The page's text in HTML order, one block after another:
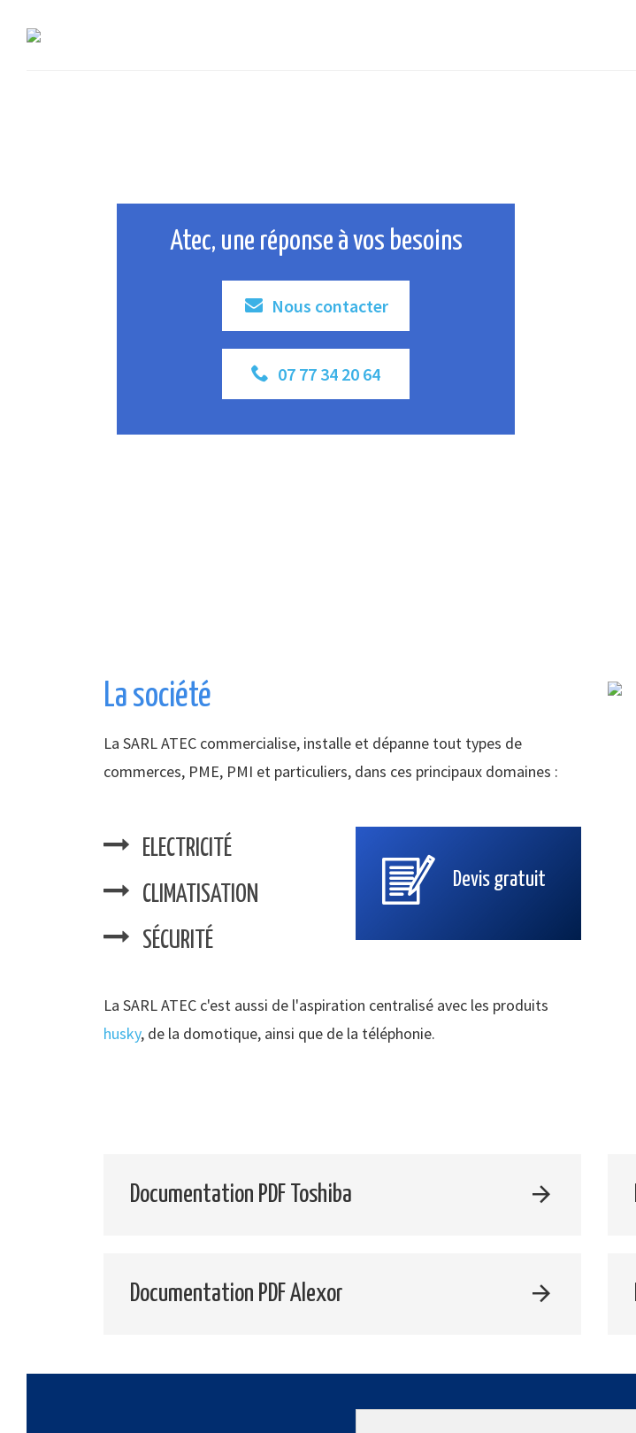
Atec, une réponse à vos besoins
Nous contacter
07 77 34 20 64
La société
La SARL ATEC commercialise, installe et dépanne tout types de
commerces, PME, PMI et particuliers, dans ces principaux domaines :
ELECTRICITÉ
CLIMATISATION
SÉCURITÉ
Devis gratuit
La SARL ATEC c'est aussi de l'aspiration centralisé avec les produits
husky, de la domotique, ainsi que de la téléphonie.
Documentation PDF Toshiba
Documentation PDF Alexor